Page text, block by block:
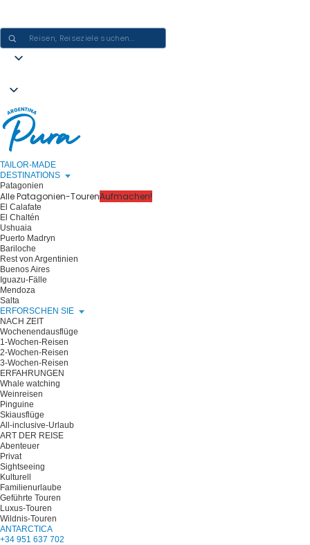
TAILOR-MADE
DESTINATIONS
Patagonien
Alle Patagonien-TourenAufmachen!
El Calafate
El Chaltén
Ushuaia
Puerto Madryn
Bariloche
Rest von Argentinien
Buenos Aires
Iguazu-Fälle
Mendoza
Salta
ERFORSCHEN SIE
NACH ZEIT
Wochenendausflüge
1-Wochen-Reisen
2-Wochen-Reisen
3-Wochen-Reisen
ERFAHRUNGEN
Whale watching
Weinreisen
Pinguine
Skiausflüge
All-inclusive-Urlaub
ART DER REISE
Abenteuer
Privat
Sightseeing
Kulturell
Familienurlaube
Geführte Touren
Luxus-Touren
Wildnis-Touren
ANTARCTICA
+34 951 637 702